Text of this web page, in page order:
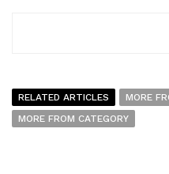
RELATED ARTICLES
MORE
MORE FROM CATEGORY